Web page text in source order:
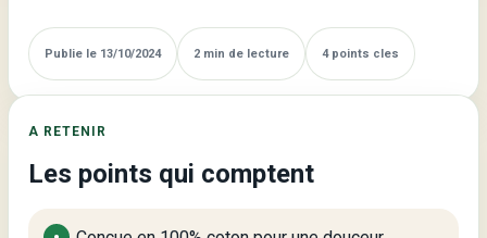
Publie le 13/10/2024 2 min de lecture 4 points cles
A RETENIR
Les points qui comptent